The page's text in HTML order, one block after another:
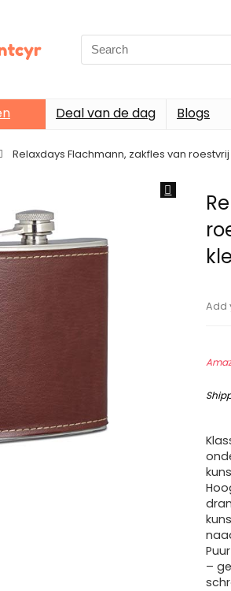
Search
for:
Deal van de dag Blogs
Relaxdays Flachmann, zakfles van
Add
–